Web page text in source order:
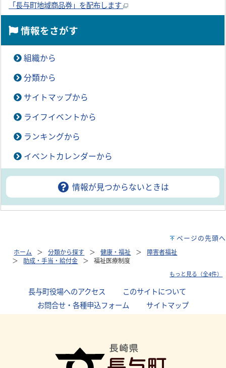
「長与町地域商品券」を配布します
情報をさがす
組織から
分類から
サイトマップから
ライフイベントから
ランキングから
イベントカレンダーから
情報が見つからないときは
ページの先頭へ
ホーム 分類から探す 健康・福祉
障害者福祉
助成・手当・給付金
福祉医療制度
もっと見る（全4件）
長与町役場へのアクセス このサイトについて
お問合せ・各種申込フォーム
サイトマップ